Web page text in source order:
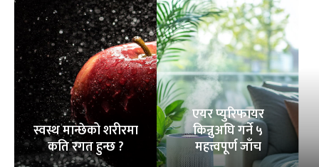
स्वस्थ मान्छेको शरीरमा
कति रगत हुन्छ ?
एयर प्युरिफायर
किन्नुअघि गर्ने ५
महत्त्वपूर्ण जाँच